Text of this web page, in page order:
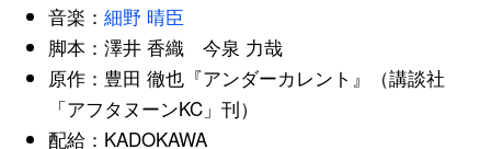
音楽： 細野 晴臣
脚本：澤井 香織 今泉 力哉
原作：豊田 徹也『アンダーカレント』（講談社
「アフタヌーンKC」刊）
配給：KADOKAWA